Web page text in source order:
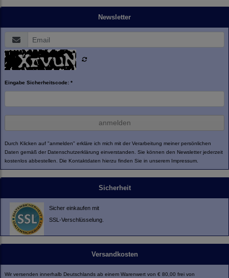
Newsletter
Eingabe Sicherheitscode: *
anmelden
Durch Klicken auf "anmelden" erkläre ich mich mit der Verarbeitung meiner persönlichen
Daten gemäß der Datenschutzerklärung einverstanden. Sie können den Newsletter jederzeit
kostenlos abbestellen. Die Kontaktdaten hierzu finden Sie in unserem Impressum.
Sicherheit
Sicher einkaufen mit
SSL-Verschlüsselung.
Versandkosten
Wir versenden innerhalb Deutschlands ab einem Warenwert von € 80,00 frei von